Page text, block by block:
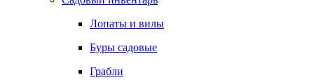
Лопаты и вилы
Буры садовые
Грабли